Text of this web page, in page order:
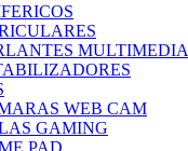
MULTIMEDIA
WEB CAM
GAMING
PAD